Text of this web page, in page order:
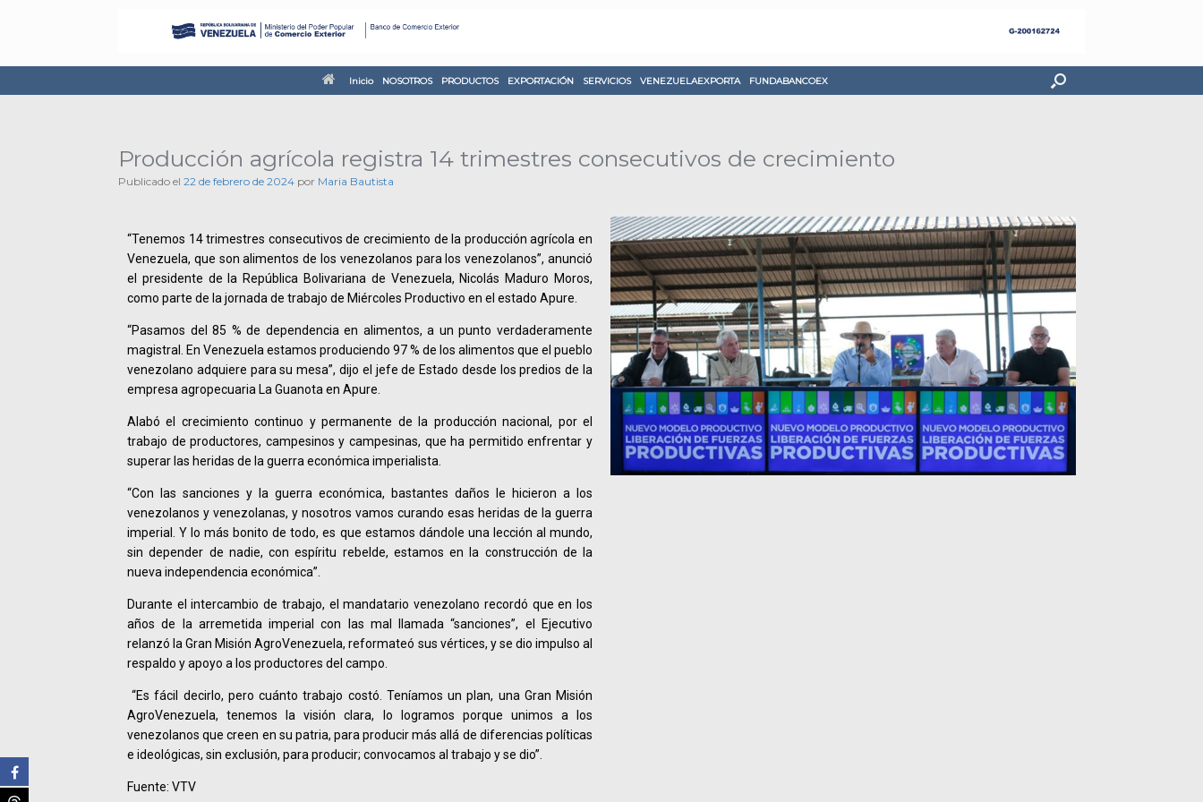
Inicio NOSOTROS PRODUCTOS EXPORTACIÓN SERVICIOS VENEZUELAEXPORTA FUNDABANCOEX
Producción agrícola registra 14 trimestres consecutivos de crecimiento
Publicado el 22 de febrero de 2024 por Maria Bautista
“Tenemos 14 trimestres consecutivos de crecimiento de la producción agrícola en
Venezuela, que son alimentos de los venezolanos para los venezolanos”, anunció
el presidente de la República Bolivariana de Venezuela, Nicolás Maduro Moros,
como parte de la jornada de trabajo de Miércoles Productivo en el estado Apure.
“Pasamos del 85 % de dependencia en alimentos, a un punto verdaderamente
magistral. En Venezuela estamos produciendo 97 % de los alimentos que el pueblo
venezolano adquiere para su mesa”, dijo el jefe de Estado desde los predios de la
empresa agropecuaria La Guanota en Apure.
Alabó el crecimiento continuo y permanente de la producción nacional, por el
trabajo de productores, campesinos y campesinas, que ha permitido enfrentar y
superar las heridas de la guerra económica imperialista.
“Con las sanciones y la guerra económica, bastantes daños le hicieron a los
venezolanos y venezolanas, y nosotros vamos curando esas heridas de la guerra
imperial. Y lo más bonito de todo, es que estamos dándole una lección al mundo,
sin depender de nadie, con espíritu rebelde, estamos en la construcción de la
nueva independencia económica”.
Durante el intercambio de trabajo, el mandatario venezolano recordó que en los
años de la arremetida imperial con las mal llamada “sanciones”, el Ejecutivo
relanzó la Gran Misión AgroVenezuela, reformateó sus vértices, y se dio impulso al
respaldo y apoyo a los productores del campo.
“Es fácil decirlo, pero cuánto trabajo costó. Teníamos un plan, una Gran Misión
AgroVenezuela, tenemos la visión clara, lo logramos porque unimos a los
venezolanos que creen en su patria, para producir más allá de diferencias políticas
e ideológicas, sin exclusión, para producir; convocamos al trabajo y se dio”.
Fuente: VTV